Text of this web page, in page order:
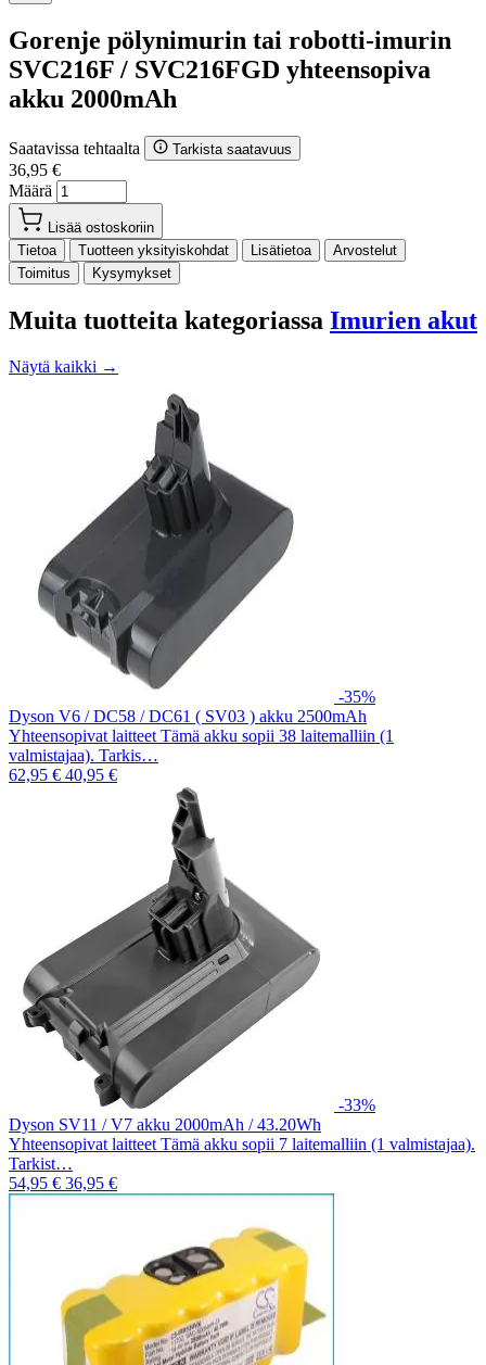
Gorenje pölynimurin tai robotti-imurin
SVC216F / SVC216FGD yhteensopiva
akku 2000mAh
Saatavissa tehtaalta Tarkista saatavuus
36,95 €
Määrä
Lisää ostoskoriin
Tietoa
Tuotteen yksityiskohdat Lisätietoa
Arvostelut
Toimitus
Kysymykset
Muita tuotteita kategoriassa Imurien akut
Näytä kaikki →
-35%
Dyson V6 / DC58 / DC61 ( SV03 ) akku 2500mAh
Yhteensopivat laitteet Tämä akku sopii 38 laitemalliin (1
valmistajaa). Tarkis…
62,95 € 40,95 €
-33%
Dyson SV11 / V7 akku 2000mAh / 43.20Wh
Yhteensopivat laitteet Tämä akku sopii 7 laitemalliin (1 valmistajaa).
Tarkist…
54,95 € 36,95 €